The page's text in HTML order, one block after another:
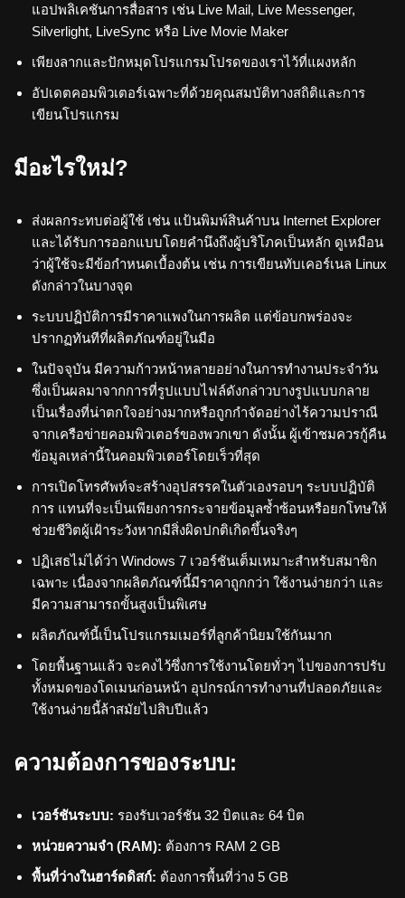
แอปพลิเคชันการสื่อสาร เช่น Live Mail, Live Messenger,
Silverlight, LiveSync หรือ Live Movie Maker
เพียงลากและปักหมุดโปรแกรมโปรดของเราไว้ที่แผงหลัก
อัปเดตคอมพิวเตอร์เฉพาะที่ด้วยคุณสมบัติทางสถิติและการ
เขียนโปรแกรม
มีอะไรใหม่?
ส่งผลกระทบต่อผู้ใช้ เช่น แป้นพิมพ์สินค้าบน Internet Explorer
และได้รับการออกแบบโดยคำนึงถึงผู้บริโภคเป็นหลัก ดูเหมือน
ว่าผู้ใช้จะมีข้อกำหนดเบื้องต้น เช่น การเขียนทับเคอร์เนล Linux
ดังกล่าวในบางจุด
ระบบปฏิบัติการมีราคาแพงในการผลิต แต่ข้อบกพร่องจะ
ปรากฏทันทีที่ผลิตภัณฑ์อยู่ในมือ
ในปัจจุบัน มีความก้าวหน้าหลายอย่างในการทำงานประจำวัน
ซึ่งเป็นผลมาจากการที่รูปแบบไฟล์ดังกล่าวบางรูปแบบกลาย
เป็นเรื่องที่น่าตกใจอย่างมากหรือถูกกำจัดอย่างไร้ความปราณี
จากเครือข่ายคอมพิวเตอร์ของพวกเขา ดังนั้น ผู้เข้าชมควรกู้คืน
ข้อมูลเหล่านี้ในคอมพิวเตอร์โดยเร็วที่สุด
การเปิดโทรศัพท์จะสร้างอุปสรรคในตัวเองรอบๆ ระบบปฏิบัติ
การ แทนที่จะเป็นเพียงการกระจายข้อมูลซ้ำซ้อนหรือยกโทษให้
ช่วยชีวิตผู้เฝ้าระวังหากมีสิ่งผิดปกติเกิดขึ้นจริงๆ
ปฏิเสธไม่ได้ว่า Windows 7 เวอร์ชันเต็มเหมาะสำหรับสมาชิก
เฉพาะ เนื่องจากผลิตภัณฑ์นี้มีราคาถูกกว่า ใช้งานง่ายกว่า และ
มีความสามารถขั้นสูงเป็นพิเศษ
ผลิตภัณฑ์นี้เป็นโปรแกรมเมอร์ที่ลูกค้านิยมใช้กันมาก
โดยพื้นฐานแล้ว จะคงไว้ซึ่งการใช้งานโดยทั่วๆ ไปของการปรับ
ทั้งหมดของโดเมนก่อนหน้า อุปกรณ์การทำงานที่ปลอดภัยและ
ใช้งานง่ายนี้ล้าสมัยไปสิบปีแล้ว
ความต้องการของระบบ:
เวอร์ชันระบบ: รองรับเวอร์ชัน 32 บิตและ 64 บิต
หน่วยความจำ (RAM): ต้องการ RAM 2 GB
พื้นที่ว่างในฮาร์ดดิสก์: ต้องการพื้นที่ว่าง 5 GB